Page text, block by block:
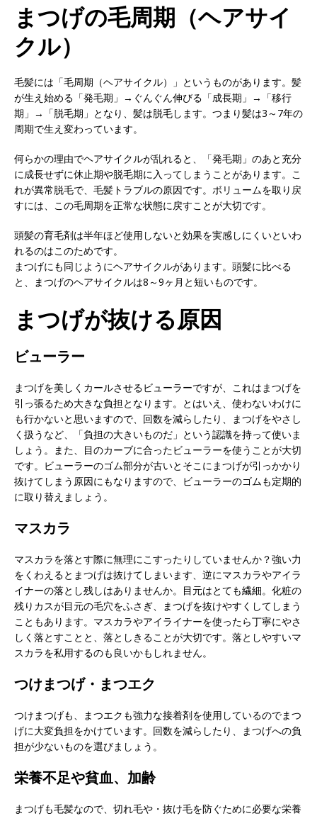
まつげの毛周期（ヘアサイ
クル）
毛髪には「毛周期（ヘアサイクル）」というものがあります。髪
が生え始める「発毛期」→ぐんぐん伸びる「成長期」→「移行
期」→「脱毛期」となり、髪は脱毛します。つまり髪は3～7年の
周期で生え変わっています。
何らかの理由でヘアサイクルが乱れると、「発毛期」のあと充分
に成長せずに休止期や脱毛期に入ってしまうことがあります。こ
れが異常脱毛で、毛髪トラブルの原因です。ボリュームを取り戻
すには、この毛周期を正常な状態に戻すことが大切です。
頭髪の育毛剤は半年ほど使用しないと効果を実感しにくいといわ
れるのはこのためです。
まつげにも同じようにヘアサイクルがあります。頭髪に比べる
と、まつげのヘアサイクルは8～9ヶ月と短いものです。
まつげが抜ける原因
ビューラー
まつげを美しくカールさせるビューラーですが、これはまつげを
引っ張るため大きな負担となります。とはいえ、使わないわけに
も行かないと思いますので、回数を減らしたり、まつげをやさし
く扱うなど、「負担の大きいものだ」という認識を持って使いま
しょう。また、目のカーブに合ったビューラーを使うことが大切
です。ビューラーのゴム部分が古いとそこにまつげが引っかかり
抜けてしまう原因にもなりますので、ビューラーのゴムも定期的
に取り替えましょう。
マスカラ
マスカラを落とす際に無理にこすったりしていませんか？強い力
をくわえるとまつげは抜けてしまいます、逆にマスカラやアイラ
イナーの落とし残しはありませんか。目元はとても繊細。化粧の
残りカスが目元の毛穴をふさぎ、まつげを抜けやすくしてしまう
こともあります。マスカラやアイライナーを使ったら丁寧にやさ
しく落とすことと、落としきることが大切です。落としやすいマ
スカラを私用するのも良いかもしれません。
つけまつげ・まつエク
つけまつげも、まつエクも強力な接着剤を使用しているのでまつ
げに大変負担をかけています。回数を減らしたり、まつげへの負
担が少ないものを選びましょう。
栄養不足や貧血、加齢
まつげも毛髪なので、切れ毛や・抜け毛を防ぐために必要な栄養